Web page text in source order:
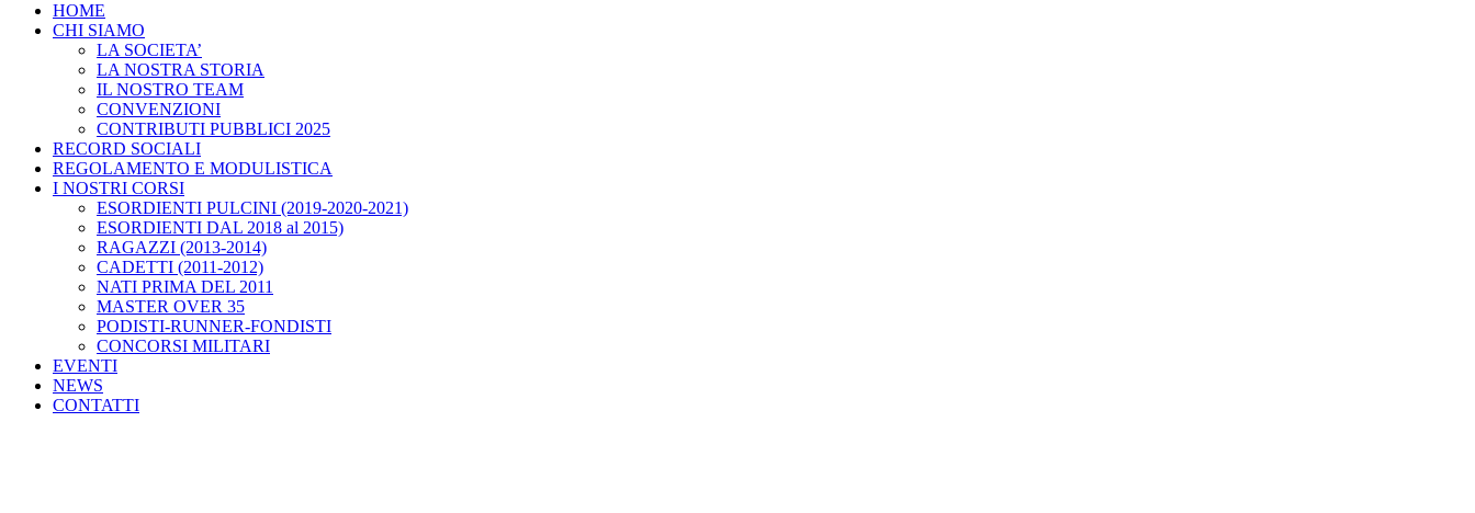
HOME
CHI SIAMO
LA SOCIETA’
LA NOSTRA STORIA
IL NOSTRO TEAM
CONVENZIONI
CONTRIBUTI PUBBLICI 2025
RECORD SOCIALI
REGOLAMENTO E MODULISTICA
I NOSTRI CORSI
ESORDIENTI PULCINI (2019-2020-2021)
ESORDIENTI DAL 2018 al 2015)
RAGAZZI (2013-2014)
CADETTI (2011-2012)
NATI PRIMA DEL 2011
MASTER OVER 35
PODISTI-RUNNER-FONDISTI
CONCORSI MILITARI
EVENTI
NEWS
CONTATTI